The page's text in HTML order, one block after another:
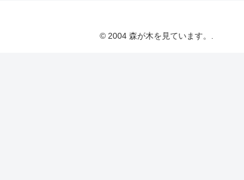
© 2004 森が木を見ています。.